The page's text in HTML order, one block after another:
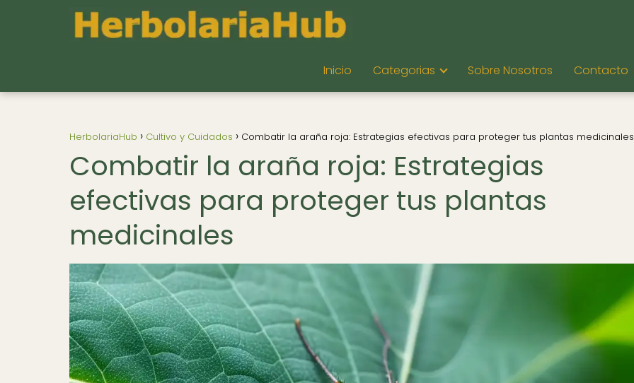
Inicio Categorias Sobre Nosotros Contacto
HerbolariaHub Cultivo y Cuidados Combatir la araña roja: Estrategias efectivas para proteger tus plantas medicinales
Combatir la araña roja: Estrategias
efectivas para proteger tus plantas
medicinales